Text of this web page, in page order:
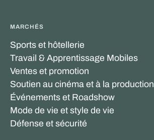
MARCHÉS
Sports et hôtellerie
Travail & Apprentissage Mobiles
Ventes et promotion
Soutien au cinéma et à la production
Événements et Roadshow
Mode de vie et style de vie
Défense et sécurité